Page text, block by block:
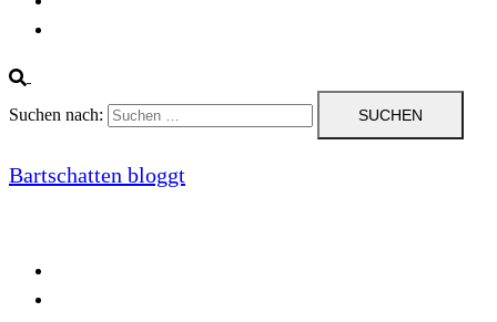
Suchen nach:
Bartschatten bloggt